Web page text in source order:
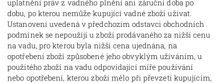
uplatnění práv z vadného plnění ani záruční doba po
dobu, po kterou nemůže kupující vadné zboží užívat.
Ustanovení uvedená v předchozím odstavci obchodních
podmínek se nepoužijí u zboží prodávaného za nižší cenu
na vadu, pro kterou byla nižší cena ujednána, na
opotřebení zboží způsobené jeho obvyklým užíváním, u
použitého zboží na vadu odpovídající míře používání
nebo opotřebení, kterou zboží mělo při převzetí kupujícím,